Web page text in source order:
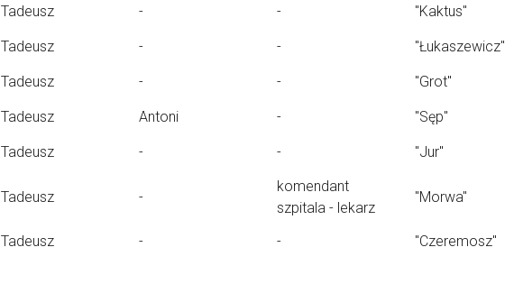
Tadeusz - - "Kaktus"
Tadeusz - - "Łukaszewicz"
Tadeusz - - "Grot"
Tadeusz Antoni - "Sęp"
Tadeusz - - "Jur"
Tadeusz -
komendant
szpitala - lekarz
"Morwa"
Tadeusz - - "Czeremosz"